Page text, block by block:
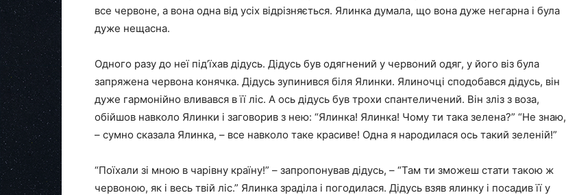
все червоне, а вона одна від усіх відрізняється. Ялинка думала, що вона дуже негарна і була
дуже нещасна.
Одного разу до неї під’їхав дідусь. Дідусь був одягнений у червоний одяг, у його віз була
запряжена червона конячка. Дідусь зупинився біля Ялинки. Ялиночці сподобався дідусь, він
дуже гармонійно вливався в її ліс. А ось дідусь був трохи спантеличений. Він зліз з воза,
обійшов навколо Ялинки і заговорив з нею: “Ялинка! Ялинка! Чому ти така зелена?” “Не знаю,
– сумно сказала Ялинка, – все навколо таке красиве! Одна я народилася ось такий зеленій!”
“Поїхали зі мною в чарівну країну!” – запропонував дідусь, – “Там ти зможеш стати такою ж
червоною, як і весь твій ліс.” Ялинка зраділа і погодилася. Дідусь взяв ялинку і посадив її у